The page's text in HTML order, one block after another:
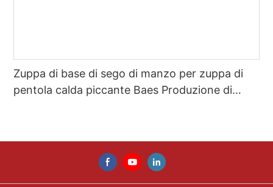
Zuppa di base di sego di manzo per zuppa di
pentola calda piccante Baes Produzione di